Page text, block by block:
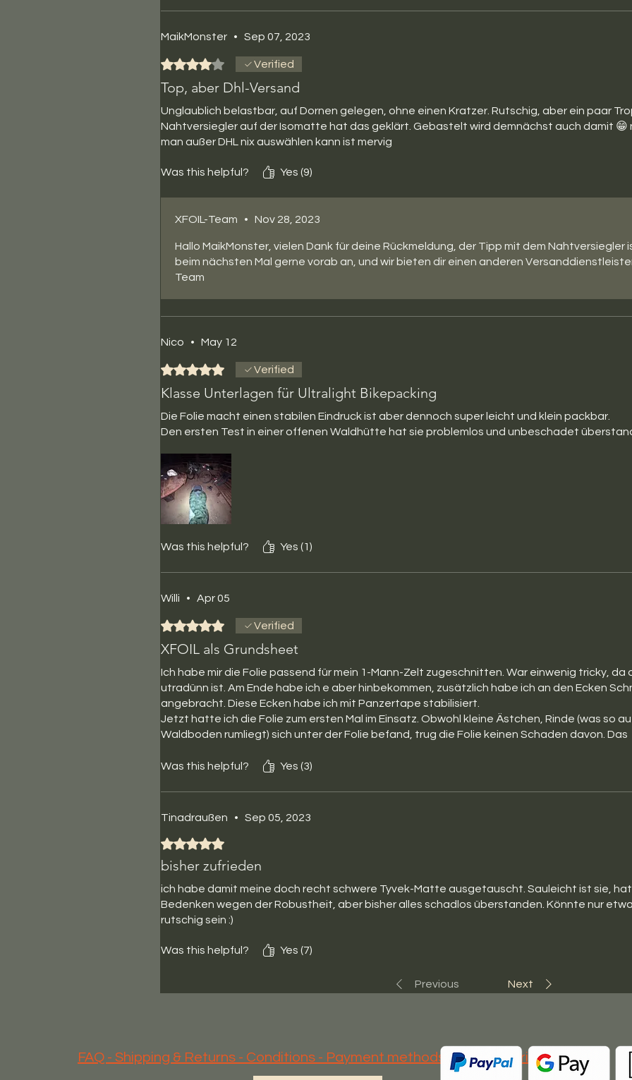
MaikMonster • Sep 07, 2023
Rated 4 out of 5 stars.Verified
Top, aber Dhl-Versand
Unglaublich belastbar, auf Dornen gelegen, ohne einen Kratzer. Rutschig, aber ein paar
Nahtversiegler auf der Isomatte hat das geklärt. Gebastelt wird demnächst auch damit 😁
man außer DHL nix auswählen kann ist mervig
Was this helpful? Yes (9)
XFOIL-Team • Nov 28, 2023
Hallo MaikMonster, vielen Dank für deine Rückmeldung, der Tipp mit dem Nahtversiegler
beim nächsten Mal gerne vorab an, und wir bieten dir einen anderen Versanddienstleister
Team
Nico • May 12
Rated 5 out of 5 stars.Verified
Klasse Unterlagen für Ultralight Bikepacking
Die Folie macht einen stabilen Eindruck ist aber dennoch super leicht und klein packbar.
Den ersten Test in einer offenen Waldhütte hat sie problemlos und unbeschadet
Was this helpful? Yes (1)
Willi • Apr 05
Rated 5 out of 5 stars.Verified
XFOIL als Grundsheet
Ich habe mir die Folie passend für mein 1-Mann-Zelt zugeschnitten. War einwenig tricky, da
utradünn ist. Am Ende habe ich e aber hinbekommen, zusätzlich habe ich an den Ecken
angebracht. Diese Ecken habe ich mit Panzertape stabilisiert.
Jetzt hatte ich die Folie zum ersten Mal im Einsatz. Obwohl kleine Ästchen, Rinde (was so
Waldboden rumliegt) sich unter der Folie befand, trug die Folie keinen Schaden davon. Das
Was this helpful?
Yes (3)
Tinadraußen • Sep 05, 2023
Rated 5 out of 5 stars.
bisher zufrieden
ich habe damit meine doch recht schwere Tyvek-Matte ausgetauscht. Sauleicht ist sie,
Bedenken wegen der Robustheit, aber bisher alles schadlos überstanden. Könnte nur
rutschig sein :)
Was this helpful? Yes (7)
Previous Next
FAQ - Shipping & Returns - Conditions - Payment methods - Imprint - Privacy